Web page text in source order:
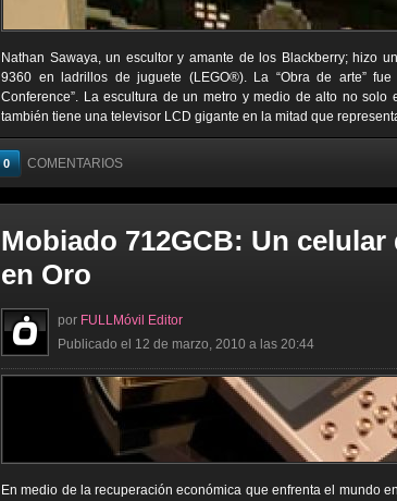
Nathan Sawaya, un escultor y amante de los Blackberry; hizo
9360 en ladrillos de juguete (LEGO®). La “Obra de arte”
Conference”. La escultura de un metro y medio de alto no solo
también tiene una televisor LCD gigante en la mitad que
0 COMENTARIOS
Mobiado 712GCB: Un
en Oro
por FULLMóvil Editor
Publicado el 12 de marzo, 2010 a las 20:44
En medio de la recuperación económica que enfrenta el mundo